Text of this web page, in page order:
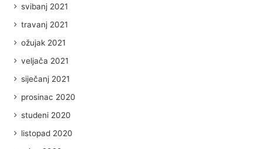
svibanj 2021
travanj 2021
ožujak 2021
veljača 2021
siječanj 2021
prosinac 2020
studeni 2020
listopad 2020